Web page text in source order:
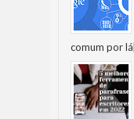
comum por lá